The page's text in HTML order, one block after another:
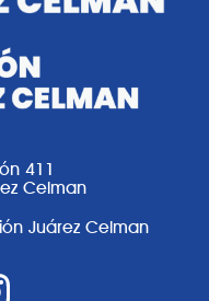
411
Celman
Juárez Celman